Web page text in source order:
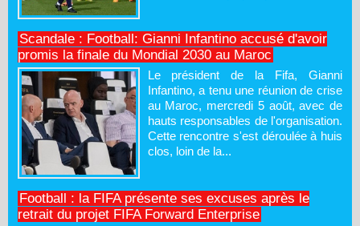
Scandale : Football: Gianni Infantino accusé d'avoir
promis la finale du Mondial 2030 au Maroc
Le président de la Fifa, Gianni
Infantino, a tenu une réunion de crise
au Maroc, mercredi 5 août, avec de
hauts responsables de l'organisation.
Cette rencontre s'est déroulée à huis
clos, loin de la...
Football : la FIFA présente ses excuses après le
retrait du projet FIFA Forward Enterprise